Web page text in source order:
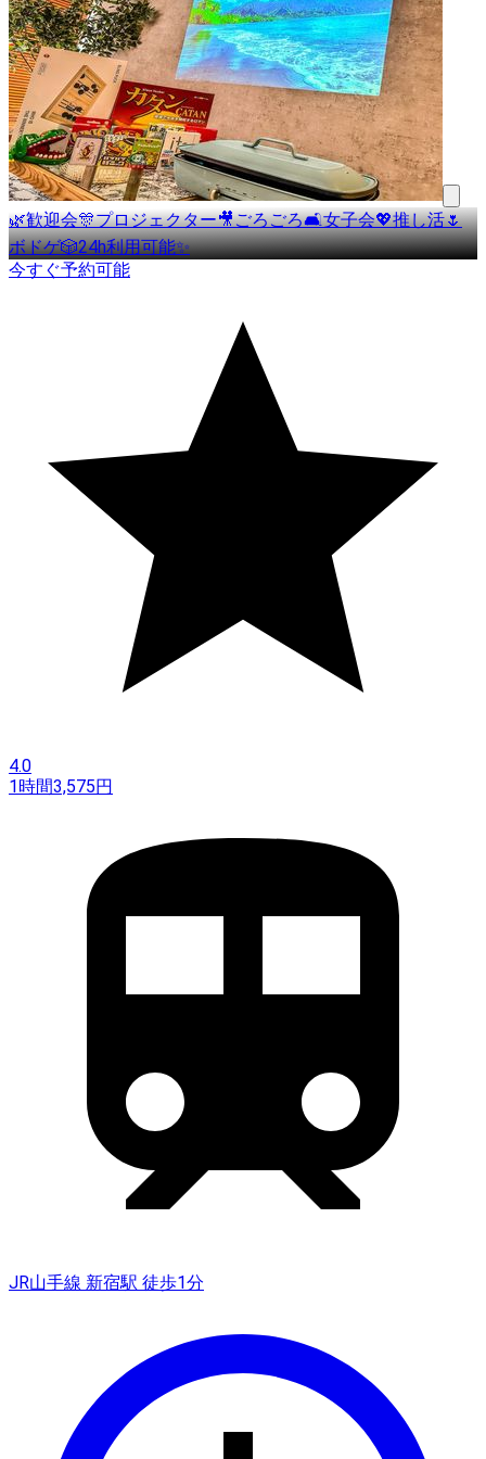
🌿歓迎会🎊プロジェクター🎥ごろごろ🛋女子会💖推し活🌷
ボドゲ🎲24h利用可能✨
今すぐ予約可能
4.0
1時間3,575円
JR山手線 新宿駅 徒歩1分